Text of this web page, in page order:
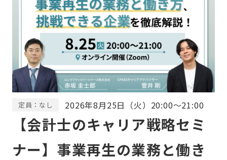
定員：なし 2026年8月25日（火）20:00～21:00
【会計士のキャリア戦略セミ
ナー】事業再生の業務と働き